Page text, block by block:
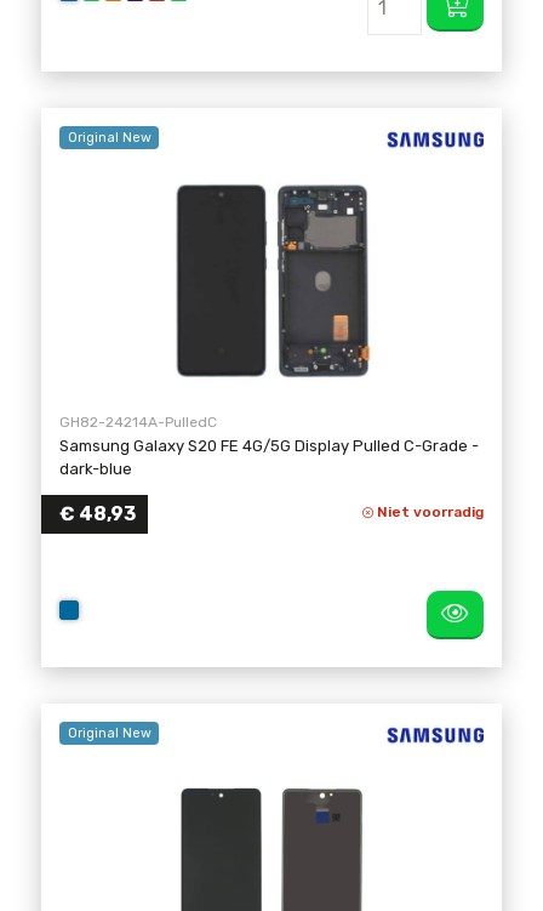
Original New
GH82-24214A-PulledC
Samsung Galaxy S20 FE 4G/5G Display Pulled C-Grade -
dark-blue
€ 48,93 Niet voorradig
Original New